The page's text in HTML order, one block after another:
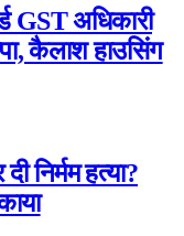
GST अधिकारी
कैलाश हाउसिंग
निर्मम हत्या?